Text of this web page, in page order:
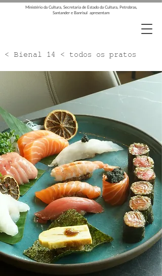
Ministério da Cultura, Secretaria de Estado da Cultura, Petrobras,
Santander e Banrisul apresentam
< Bienal 14 < todos os pratos